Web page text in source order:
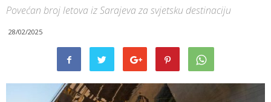
Povećan broj letova iz Sarajeva za svjetsku destinaciju
28/02/2025